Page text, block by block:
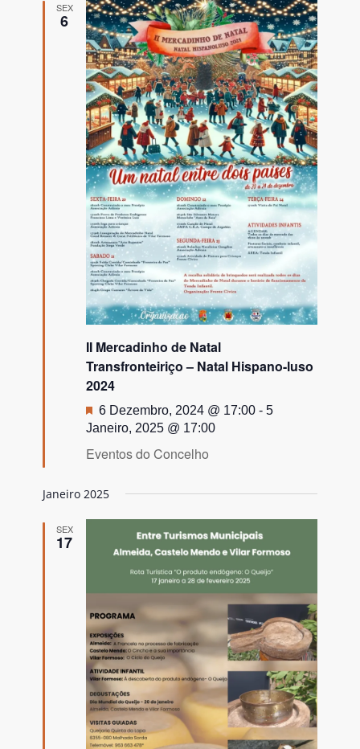
SEX
6
II Mercadinho de Natal
Transfronteiriço – Natal Hispano-luso
2024
Destaque
6 Dezembro, 2024 @ 17:00 -5
Janeiro, 2025 @ 17:00
Eventos do Concelho
Janeiro 2025
SEX
17